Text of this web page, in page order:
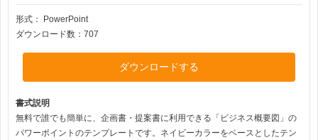
形式：
PowerPoint
ダウンロード数：707
ダウンロードする
書式説明
無料で誰でも簡単に、企画書・提案書に利用できる「ビジネス概要図」の
パワーポイントのテンプレートです。ネイビーカラーをベースとしたテン